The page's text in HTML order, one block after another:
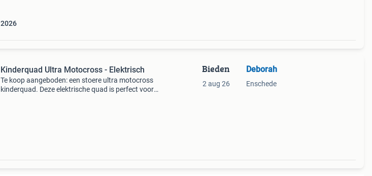
2026
Kinderquad Ultra Motocross - Elektrisch
Te koop aangeboden: een stoere ultra motocross
kinderquad. Deze elektrische quad is perfect voor
Bieden
2 aug 26
Deborah
Enschede